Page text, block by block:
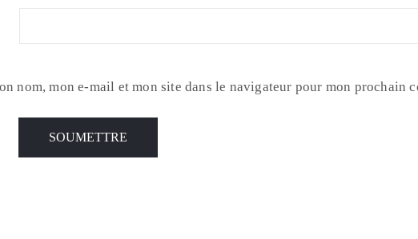
nom, mon e-mail et mon site dans le navigateur pour mon prochain